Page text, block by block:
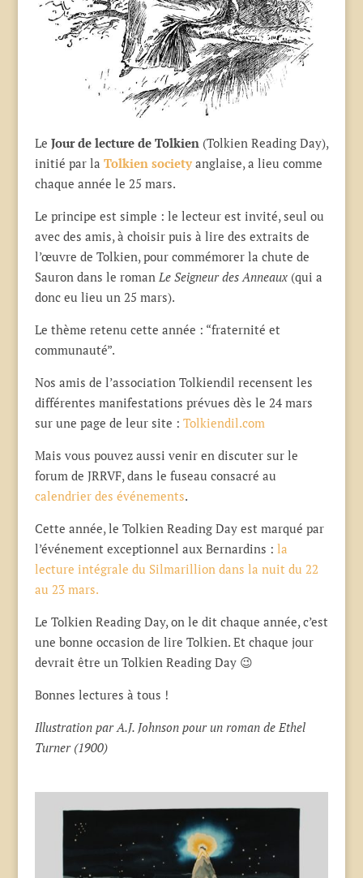
Le Jour de lecture de Tolkien(Tolkien Reading Day),
initié par la Tolkien societyanglaise, a lieu comme
chaque année le 25 mars.
Le principe est simple : le lecteur est invité, seul ou
avec des amis, à choisir puis à lire des extraits de
l’œuvre de Tolkien, pour commémorer la chute de
Sauron dans le roman Le Seigneur des Anneaux (qui a
donc eu lieu un 25 mars).
Le thème retenu cette année : “fraternité et
communauté”.
Nos amis de l’association Tolkiendil recensent les
différentes manifestations prévues dès le 24 mars
sur une page de leur site : Tolkiendil.com
Mais vous pouvez aussi venir en discuter sur le
forum de JRRVF, dans le fuseau consacré au
calendrier des événements.
Cette année, le Tolkien Reading Day est marqué par
l’événement exceptionnel aux Bernardins : la
lecture intégrale du Silmarillion dans la nuit du 22
au 23 mars.
Le Tolkien Reading Day, on le dit chaque année, c’est
une bonne occasion de lire Tolkien. Et chaque jour
devrait être un Tolkien Reading Day 😉
Bonnes lectures à tous !
Illustration par A.J. Johnson pour un roman de Ethel
Turner (1900)